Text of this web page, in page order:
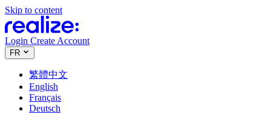
Skip to content
Login Create Account
FR
繁體中文
English
Français
Deutsch